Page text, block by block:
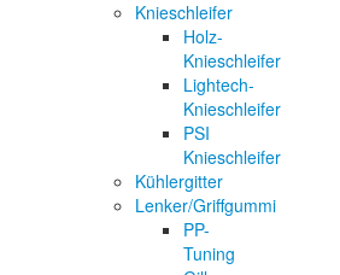
Knieschleifer
Holz-
Knieschleifer
Lightech-
Knieschleifer
PSI
Knieschleifer
Kühlergitter
Lenker/Griffgummi
PP-
Tuning